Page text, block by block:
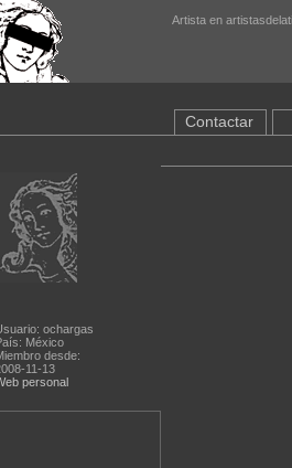
Artista en
ochargas
México
desde:
11-13
personal
Contactar